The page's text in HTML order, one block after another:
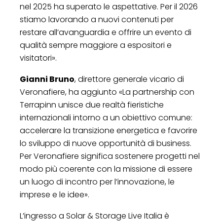
nel 2025 ha superato le aspettative. Per il 2026
stiamo lavorando a nuovi contenuti per
restare all’avanguardia e offrire un evento di
qualità sempre maggiore a espositori e
visitatori».
Gianni Bruno, direttore generale vicario di
Veronafiere, ha aggiunto «La partnership con
Terrapinn unisce due realtà fieristiche
internazionali intorno a un obiettivo comune:
accelerare la transizione energetica e favorire
lo sviluppo di nuove opportunità di business.
Per Veronafiere significa sostenere progetti nel
modo più coerente con la missione di essere
un luogo di incontro per l’innovazione, le
imprese e le idee».
L’ingresso a Solar & Storage Live Italia è